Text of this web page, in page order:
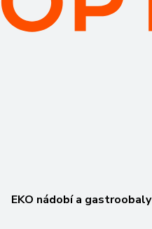
EKO nádobí a gastroobaly